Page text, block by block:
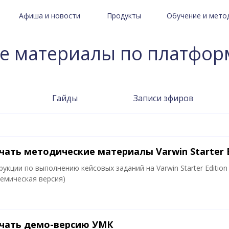
Афиша и новости Продукты Обучение и
Новости Varwin
3D/VR-симулятор БПЛА
Методические
по Varwin
материалы по
Гайды Записи эфиров
методические материалы Varwin Starter
по выполнению кейсовых заданий на Varwin Starter Edition
версия)
демо-версию УМК